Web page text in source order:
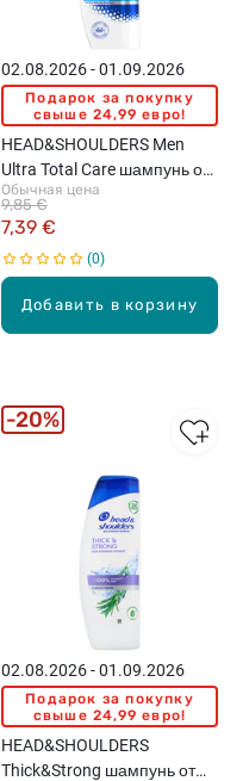
Добавить в корзину
02.08.2026 - 01.09.2026
Подарок за покупку
свыше 24,99 евро!
HEAD&SHOULDERS Men
Ultra Total Care шампунь от
перхоти, 330мл
Обычная цена
7,39 €
9,85 €
0
02.08.2026 - 01.09.2026
Подарок за покупку
свыше 24,99 евро!
HEAD&SHOULDERS
Thick&Strong шампунь от
20%